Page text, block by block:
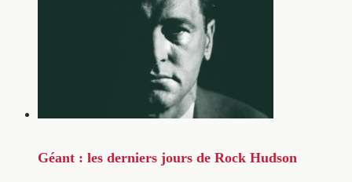
Géant : les derniers jours de Rock Hudson